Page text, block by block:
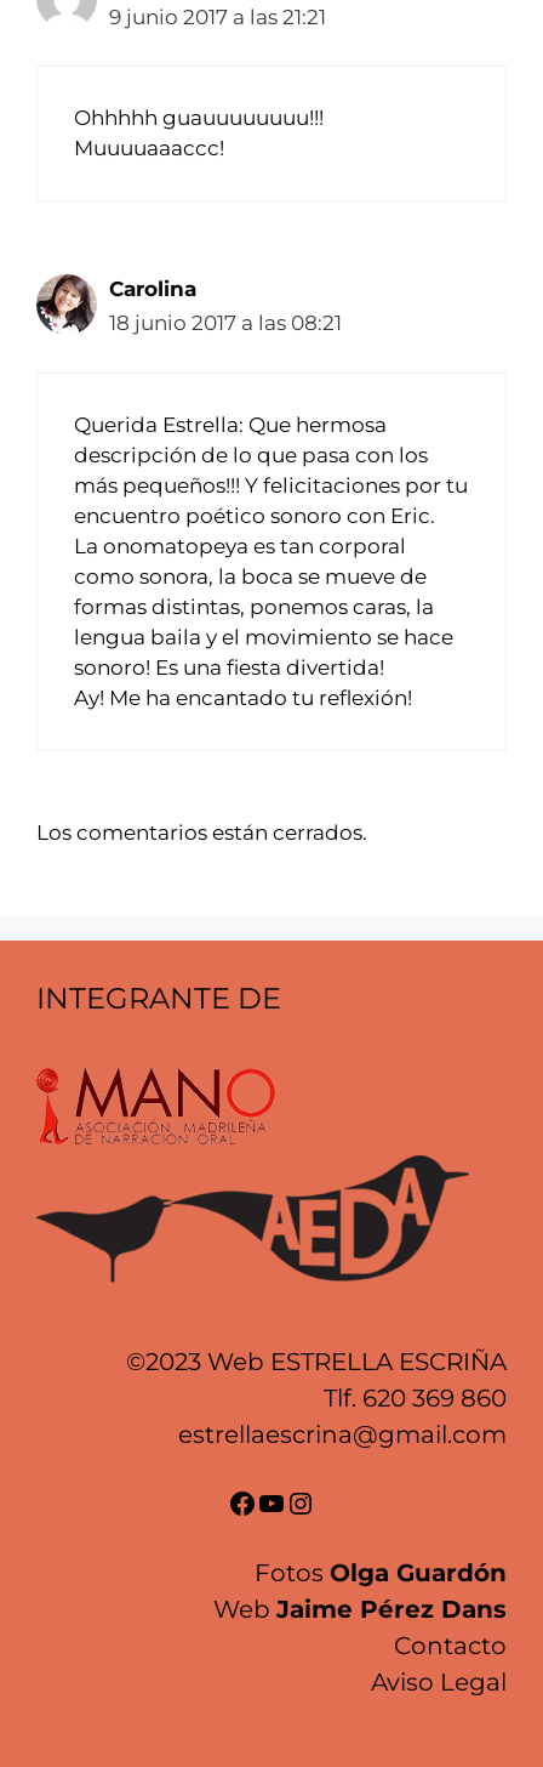
9 junio 2017 a las 21:21
Ohhhhh guauuuuuuuu!!!
Muuuuaaaccc!
Carolina
18 junio 2017 a las 08:21
Querida Estrella: Que hermosa
descripción de lo que pasa con los
más pequeños!!! Y felicitaciones por tu
encuentro poético sonoro con Eric.
La onomatopeya es tan corporal
como sonora, la boca se mueve de
formas distintas, ponemos caras, la
lengua baila y el movimiento se hace
sonoro! Es una fiesta divertida!
Ay! Me ha encantado tu reflexión!
Los comentarios están cerrados.
INTEGRANTE DE
©2023 Web ESTRELLA ESCRIÑA
Tlf. 620 369 860
estrellaescrina@gmail.com
Facebook
YouTube
Instagram
Fotos Olga Guardón
Web Jaime Pérez Dans
Contacto
Aviso Legal